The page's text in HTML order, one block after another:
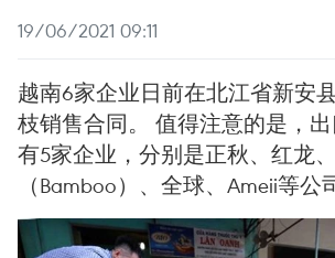
19/06/2021 09:11
越南6家企业日前在北江省新安
枝销售合同。 值得注意的是，
有5家企业，分别是正秋、红龙
（Bamboo）、全球、Ameii等公